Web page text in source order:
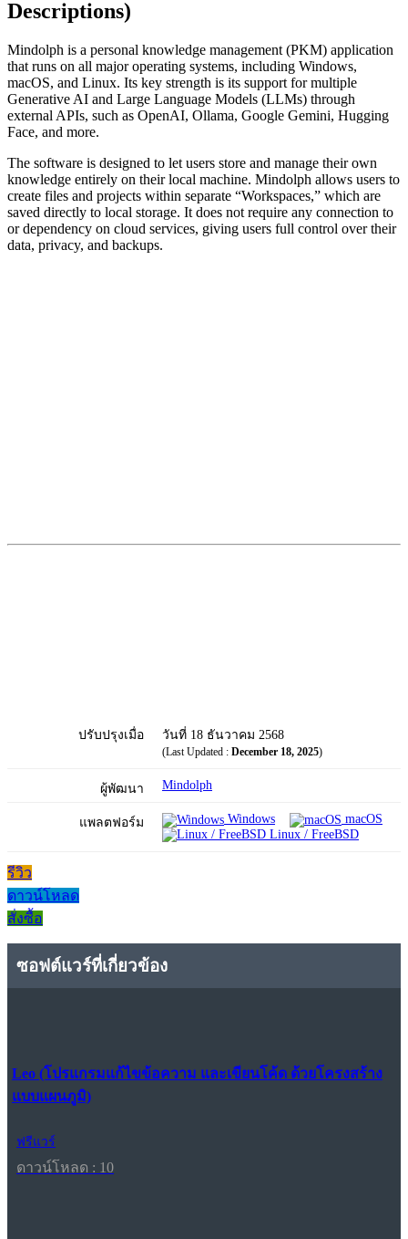
Descriptions)
Mindolph is a personal knowledge management (PKM) application
that runs on all major operating systems, including Windows,
macOS, and Linux. Its key strength is its support for multiple
Generative AI and Large Language Models (LLMs) through
external APIs, such as OpenAI, Ollama, Google Gemini, Hugging
Face, and more.
The software is designed to let users store and manage their own
knowledge entirely on their local machine. Mindolph allows users to
create files and projects within separate “Workspaces,” which are
saved directly to local storage. It does not require any connection to
or dependency on cloud services, giving users full control over their
data, privacy, and backups.
ปรับปรุงเมื่อ วันที่ 18 ธันวาคม 2568
(Last Updated : December 18, 2025)
ผู้พัฒนา Mindolph
แพลตฟอร์ม Windows
macOS
Linux / FreeBSD
รีวิว
ดาวน์โหลด
สั่งซื้อ
ซอฟต์แวร์ที่เกี่ยวข้อง
Leo (โปรแกรมแก้ไขข้อความ และเขียนโค้ด ด้วยโครงสร้าง
แบบแผนภูมิ)
ฟรีแวร์
ดาวน์โหลด : 10